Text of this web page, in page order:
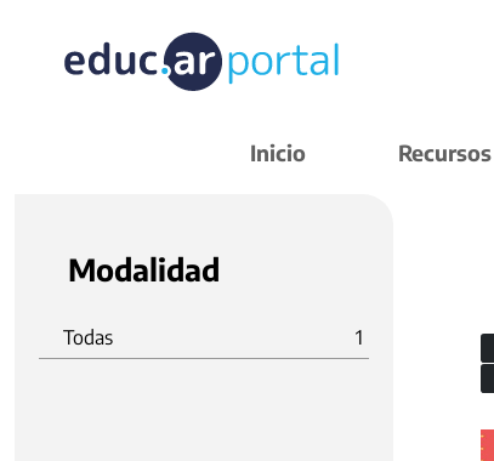
Inicio Recursos
Modalidad
Todas 1